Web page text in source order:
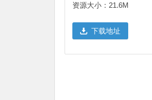
资源大小：21.6M
下载地址